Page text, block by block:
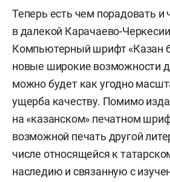
Теперь есть чем порадовать и
в далекой Карачаево-
Компьютерный шрифт «Казан
новые широкие возможности
можно будет как угодно
ущерба качеству. Помимо
на «казанском» печатном
возможной печать другой
числе относящейся к
наследию и связанную с